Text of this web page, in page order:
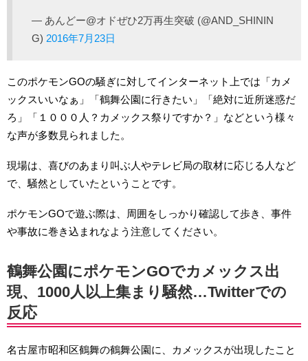
— あんどー@オドぜひ2万再生突破 (@AND_SHININ
G) 2016年7月23日
このポケモンGOの騒ぎに対してインターネット上では「カメ
ックスいいなぁ」「鶴舞公園に行きたい」「絶対に近所迷惑だ
ろ」「１０００人？カメックス祭りですか？」などという様々
な声が多数見られました。
現場は、喜びのあまり叫ぶ人やテレビ局の取材に応じる人など
で、騒然としていたということです。
ポケモンGOで遊ぶ際は、周囲をしっかり確認して歩き、事件
や事故に巻き込まれなよう注意してください。
鶴舞公園にポケモンGOでカメックス出
現、1000人以上集まり騒然…Twitterでの
反応
名古屋市昭和区鶴舞の鶴舞公園に、カメックスが出現したこと